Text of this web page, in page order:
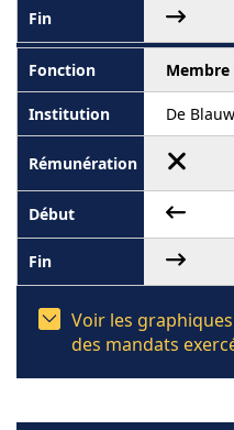
De
Voir les
des mandats